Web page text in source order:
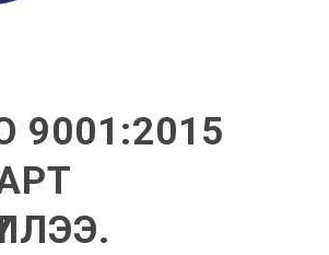
9001:2015